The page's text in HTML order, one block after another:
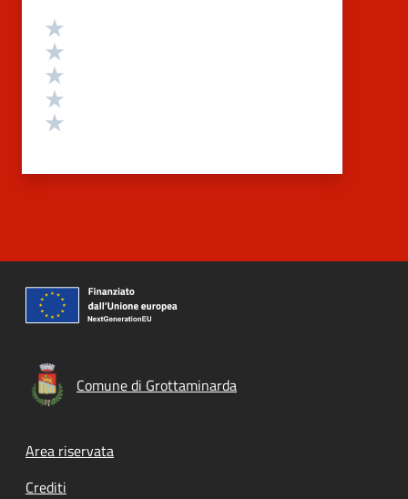
Valutazione
Comune di Grottaminarda
Footer menu
Area riservata
Crediti